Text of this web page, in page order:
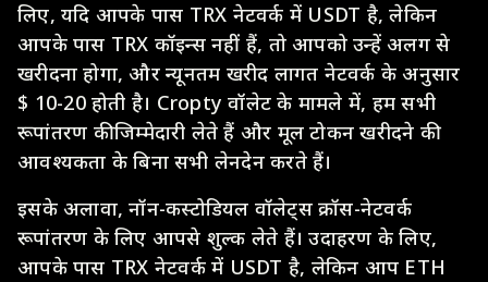
लिए, यदि आपके पास TRX नेटवर्क में USDT है, लेकिन
आपके पास TRX कॉइन्स नहीं हैं, तो आपको उन्हें अलग से
खरीदना होगा, और न्यूनतम खरीद लागत नेटवर्क के अनुसार
$ 10-20 होती है। Cropty वॉलेट के मामले में, हम सभी
रूपांतरण की जिम्मेदारी लेते हैं और मूल टोकन खरीदने की
आवश्यकता के बिना सभी लेनदेन करते हैं।
इसके अलावा, नॉन-कस्टोडियल वॉलेट्स क्रॉस-नेटवर्क
रूपांतरण के लिए आपसे शुल्क लेते हैं। उदाहरण के लिए,
आपके पास TRX नेटवर्क में USDT है, लेकिन आप ETH